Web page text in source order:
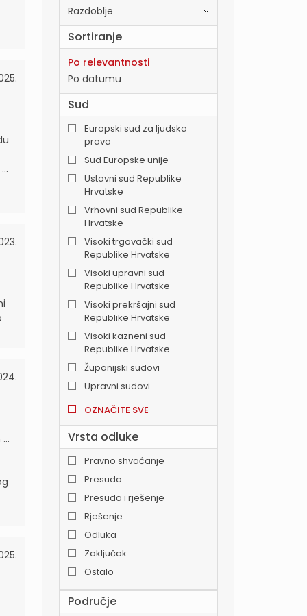
Razdoblje
Sortiranje
Po relevantnosti
Po datumu
Sud
Europski sud za ljudska
prava
Sud Europske unije
Ustavni sud Republike
Hrvatske
Vrhovni sud Republike
Hrvatske
Visoki trgovački sud
Republike Hrvatske
Visoki upravni sud
Republike Hrvatske
Visoki prekršajni sud
Republike Hrvatske
Visoki kazneni sud
Republike Hrvatske
Županijski sudovi
Upravni sudovi
OZNAČITE SVE
Vrsta odluke
Pravno shvaćanje
Presuda
Presuda i rješenje
Rješenje
Odluka
Zaključak
Ostalo
Područje